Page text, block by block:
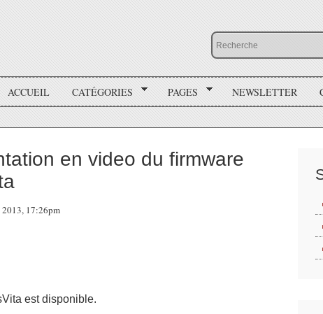
ACCUEIL CATÉGORIES PAGES NEWSLETTER
en video du firmware
2013, 17:26pm
est disponible.